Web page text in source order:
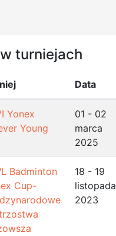
w turniejach
Data
Yonex
Young
01 - 02
marca
2025
Badminton
Cup-
18 - 19
listopada
2023